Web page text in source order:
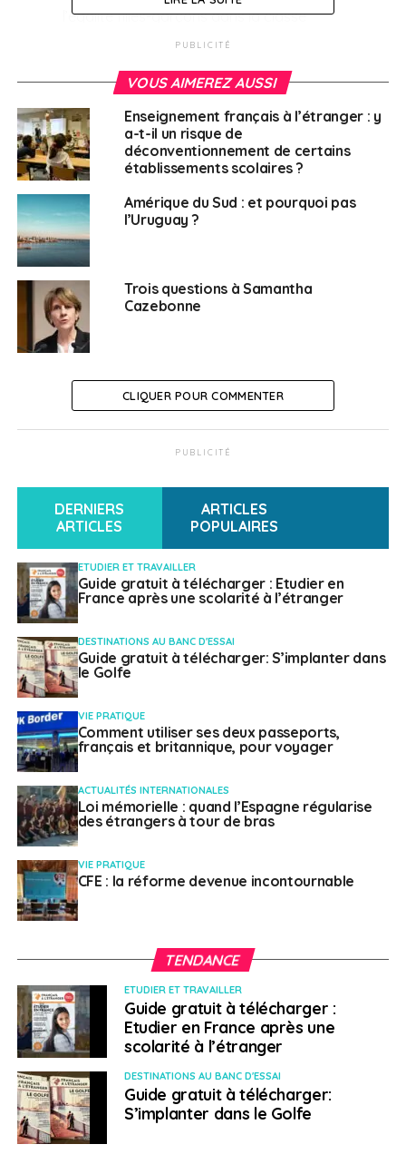
l’égalité filles-garçons dans la classe
Repères et activités multimédias
1er degré ;
pour apprendre à reconnaître et à contrer les
préjugés et les stéréotypes de
genre :
L’éducation à l’égalité dès le plus jeune
âge,
Les stéréotypes de genre dans la littérature
adolescente;
pour parfaire ses connaissances sur le principe
d’égalité filles-garçons :
Plusd’informationsets’inscrire
SUJETS ASSOCIÉS:
Les Learning expeditions, un programme de
formation de la CCI France Italie
PVT en Colombie : pour qui et comment ?
Weena Truscelli
PUBLICITÉ
VOUS AIMEREZ AUSSI
Enseignement français à l’étranger : y
a-t-il un risque de
déconventionnement de certains
établissements scolaires ?
Amérique du Sud : et pourquoi pas
l’Uruguay ?
Trois questions à Samantha
Cazebonne
CLIQUER POUR COMMENTER
PUBLICITÉ
DERNIERS
ARTICLES
ARTICLES
POPULAIRES
ETUDIER ET TRAVAILLER
Guide gratuit à télécharger : Etudier en
France après une scolarité à l’étranger
DESTINATIONS AU BANC D'ESSAI
Guide gratuit à télécharger: S’implanter dans
le Golfe
VIE PRATIQUE
Comment utiliser ses deux passeports,
français et britannique, pour voyager
ACTUALITÉS INTERNATIONALES
Loi mémorielle : quand l’Espagne régularise
des étrangers à tour de bras
VIE PRATIQUE
CFE : la réforme devenue incontournable
TENDANCE
ETUDIER ET TRAVAILLER
Guide gratuit à télécharger :
Etudier en France après une
scolarité à l’étranger
DESTINATIONS AU BANC D'ESSAI
Guide gratuit à télécharger:
S’implanter dans le Golfe